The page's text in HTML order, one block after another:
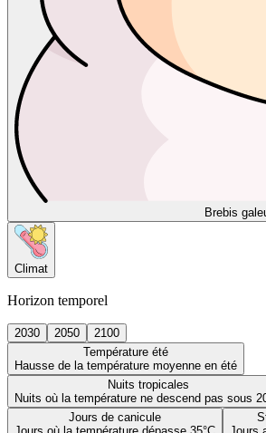
Brebis
Climat
Horizon temporel
2030 2050
2100
Température été
Hausse de la température moyenne en été
Nuits tropicales
Nuits où la température ne descend pas sous
Jours de canicule